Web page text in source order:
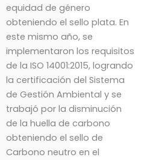
equidad de género
obteniendo el sello plata. En
este mismo año, se
implementaron los requisitos
de la ISO 14001:2015, logrando
la certificación del Sistema
de Gestión Ambiental y se
trabajó por la disminución
de la huella de carbono
obteniendo el sello de
Carbono neutro en el